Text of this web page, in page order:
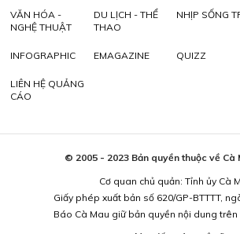
VĂN HÓA -
NGHỆ THUẬT
DU LỊCH - THỂ
THAO
NHỊP SỐNG
INFOGRAPHIC EMAGAZINE QUIZZ
LIÊN HỆ QUẢNG
CÁO
© 2005 - 2023 Bản quyền thuộc về Cà
Cơ quan chủ quản: Tỉnh ủy Cà
Giấy phép xuất bản số 620/GP-BTTTT,
Báo Cà Mau giữ bản quyền nội dung